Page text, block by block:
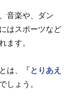
音楽や、ダン
はスポーツなど
ます。
とは、
「とりあえ
しょう。